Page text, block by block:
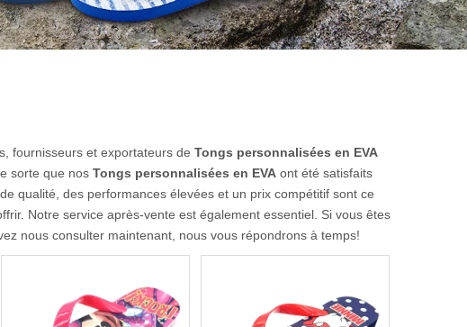
fournisseurs et exportateurs de Tongs personnalisées en EVA
sorte que nos Tongs personnalisées en EVA ont été satisfaits
qualité, des performances élevées et un prix compétitif sont ce
Notre service après-vente est également essentiel. Si vous êtes
nous consulter maintenant, nous vous répondrons à temps!